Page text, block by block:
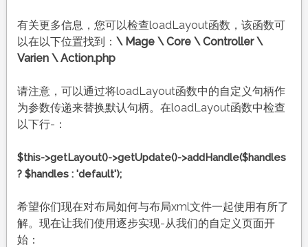
有关更多信息，您可以检查loadLayout函数，该函数可
以在以下位置找到： \ Mage \ Core \ Controller \
Varien \ Action.php
请注意，可以通过将loadLayout函数中的自定义句柄作
为参数传递来替换默认句柄。在loadLayout函数中检查
以下行-：
$this->getLayout()->getUpdate()->addHandle($handles
? $handles : 'default');
希望你们现在对布局如何与布局xml文件一起使用有所了
解。现在让我们使用逐步实现-从我们的自定义页面开
始：